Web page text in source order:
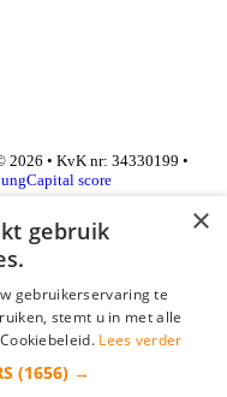
• KvK nr: 34330199 •
score
×
gebruik
gebruikerservaring te
stemt u in met alle
Lees verder
(1656) →